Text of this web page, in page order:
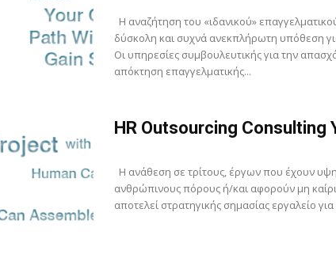
Η αναζήτηση του «ιδανικού»
δύσκολη και συχνά ανεκπλήρωτη υπόθεση
Οι υπηρεσίες συμβουλευτικής για την
απόκτηση επαγγελματικής...
HR Outsourcing Consulting
Η ανάθεση σε τρίτους, έργων που έχουν
ανθρώπινους πόρους ή/και αφορούν μη
αποτελεί στρατηγικής σημασίας εργαλείο για